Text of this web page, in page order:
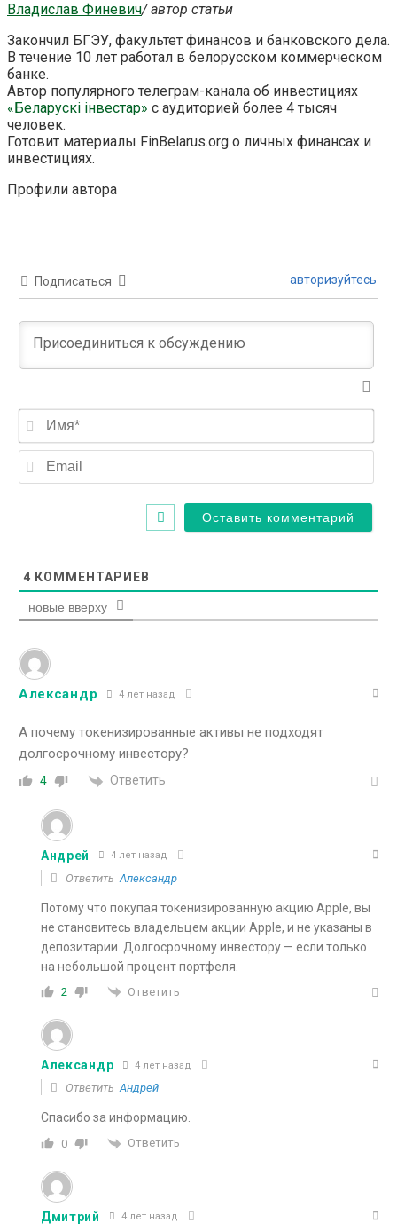
Владислав Финевич/ автор статьи
Закончил БГЭУ, факультет финансов и банковского дела.
В течение 10 лет работал в белорусском коммерческом
банке.
Автор популярного телеграм-канала об инвестициях
«Беларускі інвестар» с аудиторией более 4 тысяч
человек.
Готовит материалы FinBelarus.org о личных финансах и
инвестициях.
Профили автора
Подписаться авторизуйтесь
4 КОММЕНТАРИЕВ
новые вверху
Александр 4 лет назад
А почему токенизированные активы не подходят
долгосрочному инвестору?
4 Ответить
Андрей 4 лет назад
Ответить Александр
Потому что покупая токенизированную акцию Apple, вы
не становитесь владельцем акции Apple, и не указаны в
депозитарии. Долгосрочному инвестору — если только
на небольшой процент портфеля.
2 Ответить
Александр 4 лет назад
ОтветитьАндрей
Спасибо за информацию.
0 Ответить
Дмитрий 4 лет назад